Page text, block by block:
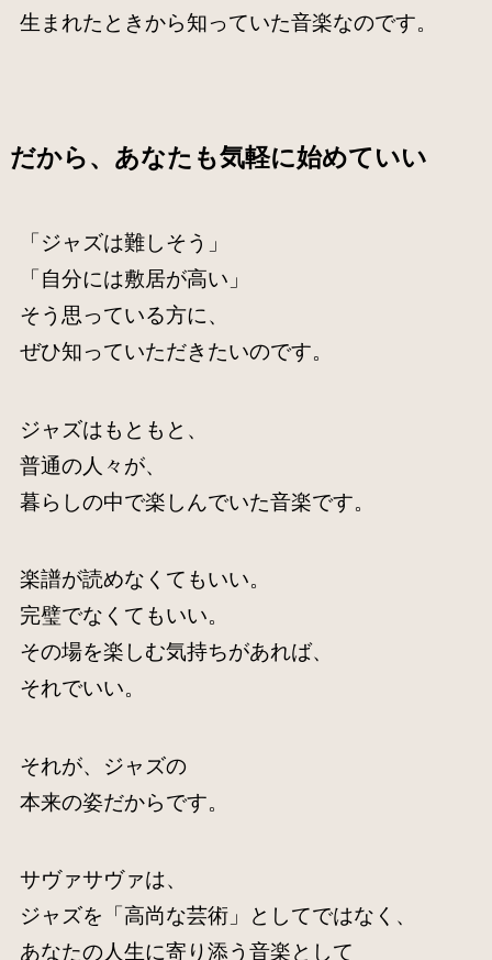
生まれたときから知っていた音楽なのです。
だから、あなたも気軽に始めていい
「ジャズは難しそう」
「自分には敷居が高い」
そう思っている方に、
ぜひ知っていただきたいのです。
ジャズはもともと、
普通の人々が、
暮らしの中で楽しんでいた音楽です。
楽譜が読めなくてもいい。
完璧でなくてもいい。
その場を楽しむ気持ちがあれば、
それでいい。
それが、ジャズの
本来の姿だからです。
サヴァサヴァは、
ジャズを「高尚な芸術」としてではなく、
あなたの人生に寄り添う音楽として